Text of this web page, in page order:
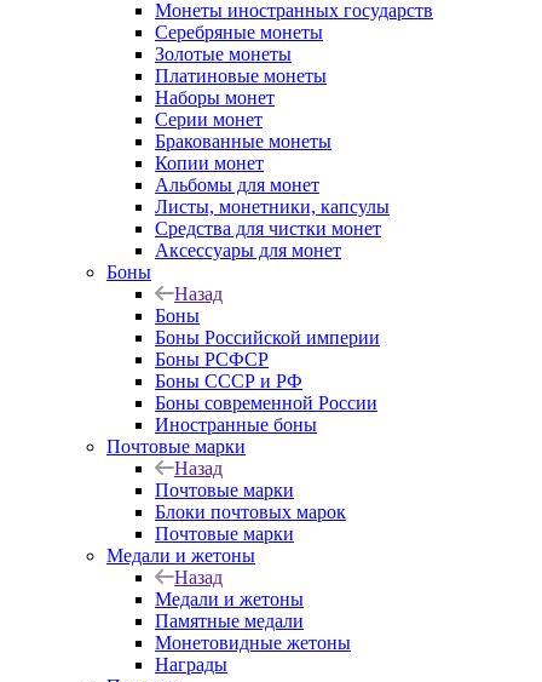
Монеты иностранных государств
Серебряные монеты
Золотые монеты
Платиновые монеты
Наборы монет
Серии монет
Бракованные монеты
Копии монет
Альбомы для монет
Листы, монетники, капсулы
Средства для чистки монет
Аксессуары для монет
Боны
Назад
Боны
Боны Российской империи
Боны РСФСР
Боны СССР и РФ
Боны современной России
Иностранные боны
Почтовые марки
Назад
Почтовые марки
Блоки почтовых марок
Почтовые марки
Медали и жетоны
Назад
Медали и жетоны
Памятные медали
Монетовидные жетоны
Награды